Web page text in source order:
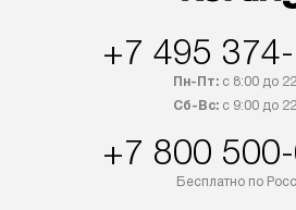
+7 495
Пн-Пт:с 8:00 до
Сб-Вс:с 9:00 до
+7 800
Бесплатно по